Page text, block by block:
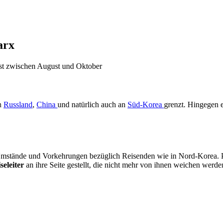
zwischen August und Oktober
Russland, China und natürlich auch an Süd-Korea grenzt. Hingegen
und Vorkehrungen bezüglich Reisenden wie in Nord-Korea.
an ihre Seite gestellt, die nicht mehr von ihnen weichen